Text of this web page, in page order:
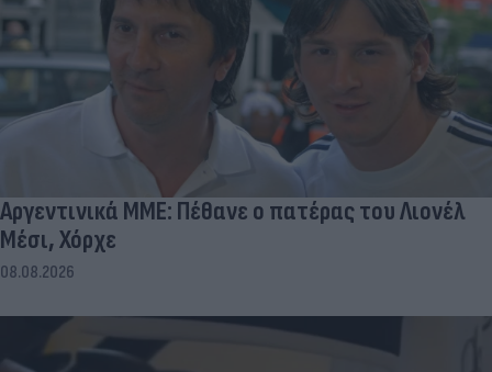
Αργεντινικά ΜΜΕ: Πέθανε ο πατέρας του Λιονέλ
Μέσι, Χόρχε
08.08.2026